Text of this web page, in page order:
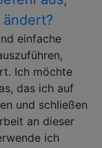
einfache
Ich möchte
das ich auf
und schließen
an dieser
ich